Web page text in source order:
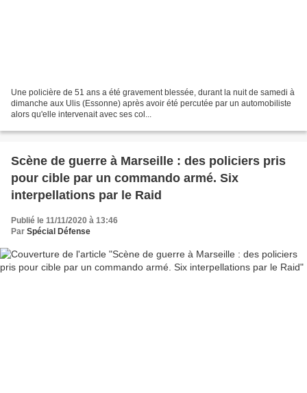
Une policière de 51 ans a été gravement blessée, durant la nuit de samedi à
dimanche aux Ulis (Essonne) après avoir été percutée par un automobiliste
alors qu'elle intervenait avec ses col...
Scène de guerre à Marseille : des policiers pris
pour cible par un commando armé. Six
interpellations par le Raid
Publié le 11/11/2020 à 13:46
Par Spécial Défense